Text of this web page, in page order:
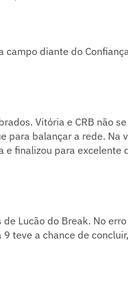
diante do
Vitória e CRB não
para balançar a rede. Na
e finalizou para excelente
Lucão do Break. No
teve a chance de